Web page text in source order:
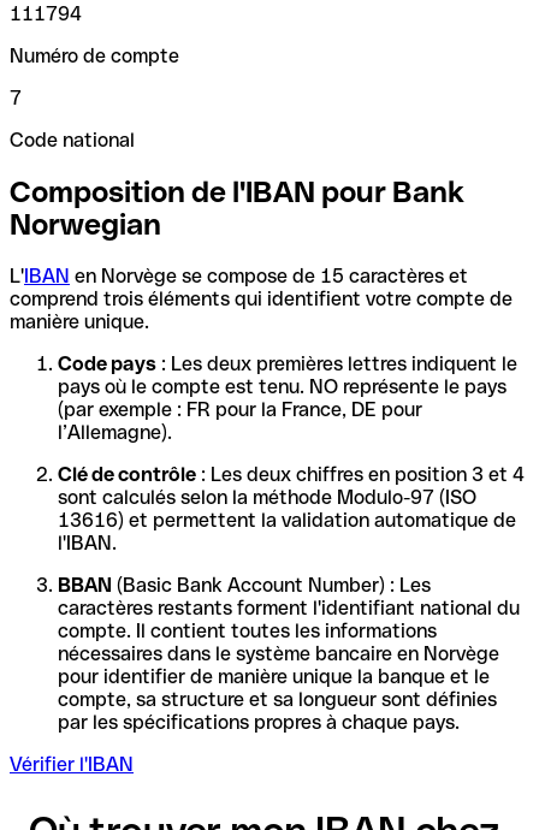
111794
Numéro de compte
7
Code national
Composition de l'IBAN pour Bank
Norwegian
L'IBAN en Norvège se compose de 15 caractères et
comprend trois éléments qui identifient votre compte de
manière unique.
Code pays : Les deux premières lettres indiquent le
pays où le compte est tenu. NO représente le pays
(par exemple : FR pour la France, DE pour
l’Allemagne).
Clé de contrôle : Les deux chiffres en position 3 et 4
sont calculés selon la méthode Modulo-97 (ISO
13616) et permettent la validation automatique de
l'IBAN.
BBAN (Basic Bank Account Number) : Les
caractères restants forment l'identifiant national du
compte. Il contient toutes les informations
nécessaires dans le système bancaire en Norvège
pour identifier de manière unique la banque et le
compte, sa structure et sa longueur sont définies
par les spécifications propres à chaque pays.
Vérifier l'IBAN